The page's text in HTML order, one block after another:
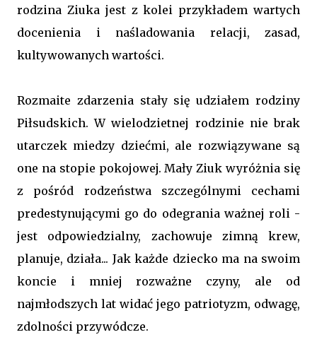
rodzina Ziuka jest z kolei przykładem wartych
docenienia i naśladowania relacji, zasad,
kultywowanych wartości.
Rozmaite zdarzenia stały się udziałem rodziny
Piłsudskich. W wielodzietnej rodzinie nie brak
utarczek miedzy dziećmi, ale rozwiązywane są
one na stopie pokojowej. Mały Ziuk wyróżnia się
z pośród rodzeństwa szczególnymi cechami
predestynującymi go do odegrania ważnej roli -
jest odpowiedzialny, zachowuje zimną krew,
planuje, działa... Jak każde dziecko ma na swoim
koncie i mniej rozważne czyny, ale od
najmłodszych lat widać jego patriotyzm, odwagę,
zdolności przywódcze.